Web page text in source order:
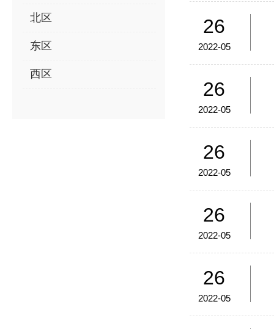
北区
东区
西区
26
2022-05
26
2022-05
26
2022-05
26
2022-05
26
2022-05